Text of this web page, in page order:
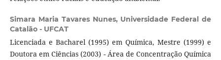
Simara Maria Tavares Nunes, Universidade Federal de
Catalão - UFCAT
Licenciada e Bacharel (1995) em Química, Mestre (1999) e
Doutora em Ciências (2003) - Área de Concentração Química